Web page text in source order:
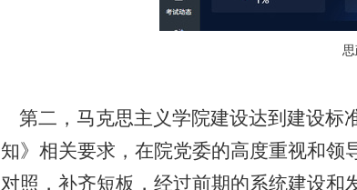
第二，马克思主义学院建设达到建设标
知》相关要求，在院党委的高度重视和
对照，补齐短板，经过前期的系统建设和